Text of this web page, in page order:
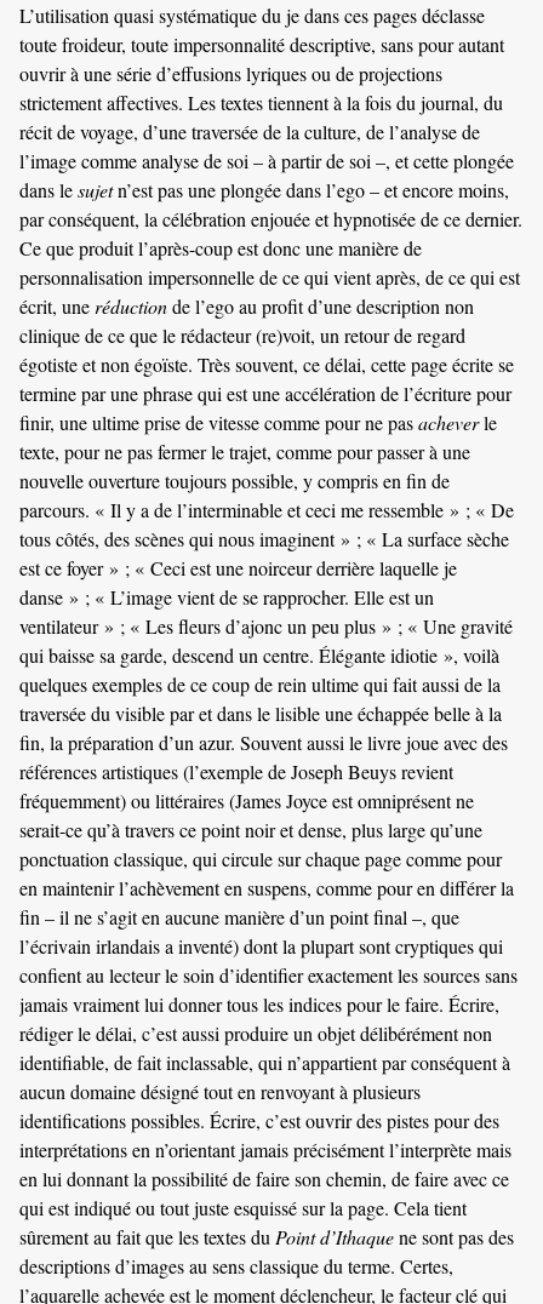
L’utilisation quasi systématique du je dans ces pages déclasse
toute froideur, toute impersonnalité descriptive, sans pour autant
ouvrir à une série d’effusions lyriques ou de projections
strictement affectives. Les textes tiennent à la fois du journal, du
récit de voyage, d’une traversée de la culture, de l’analyse de
l’image comme analyse de soi – à partir de soi –, et cette plongée
dans lesujetn’est pas une plongée dans l’ego – et encore moins,
par conséquent, la célébration enjouée et hypnotisée de ce dernier.
Ce que produit l’après-coup est donc une manière de
personnalisation impersonnelle de ce qui vient après, de ce qui est
écrit, une réductionde l’ego au profit d’une description non
clinique de ce que le rédacteur (re)voit, un retour de regard
égotiste et non égoïste. Très souvent, ce délai, cette page écrite se
termine par une phrase qui est une accélération de l’écriture pour
finir, une ultime prise de vitesse comme pour ne pasacheverle
texte, pour ne pas fermer le trajet, comme pour passer à une
nouvelle ouverture toujours possible, y compris en fin de
parcours. « Il y a de l’interminable et ceci me ressemble » ; « De
tous côtés, des scènes qui nous imaginent » ; « La surface sèche
est ce foyer » ; « Ceci est une noirceur derrière laquelle je
danse » ; « L’image vient de se rapprocher. Elle est un
ventilateur » ; « Les fleurs d’ajonc un peu plus » ; « Une gravité
qui baisse sa garde, descend un centre. Élégante idiotie », voilà
quelques exemples de ce coup de rein ultime qui fait aussi de la
traversée du visible par et dans le lisible une échappée belle à la
fin, la préparation d’un azur. Souvent aussi le livre joue avec des
références artistiques (l’exemple de Joseph Beuys revient
fréquemment) ou littéraires (James Joyce est omniprésent ne
serait-ce qu’à travers ce point noir et dense, plus large qu’une
ponctuation classique, qui circule sur chaque page comme pour
en maintenir l’achèvement en suspens, comme pour en différer la
fin – il ne s’agit en aucune manière d’un point final –, que
l’écrivain irlandais a inventé) dont la plupart sont cryptiques qui
confient au lecteur le soin d’identifier exactement les sources sans
jamais vraiment lui donner tous les indices pour le faire. Écrire,
rédiger le délai, c’est aussi produire un objet délibérément non
identifiable, de fait inclassable, qui n’appartient par conséquent à
aucun domaine désigné tout en renvoyant à plusieurs
identifications possibles. Écrire, c’est ouvrir des pistes pour des
interprétations en n’orientant jamais précisément l’interprète mais
en lui donnant la possibilité de faire son chemin, de faire avec ce
qui est indiqué ou tout juste esquissé sur la page. Cela tient
sûrement au fait que les textes du Point d’Ithaquene sont pas des
descriptions d’images au sens classique du terme. Certes,
l’aquarelle achevée est le moment déclencheur, le facteur clé qui